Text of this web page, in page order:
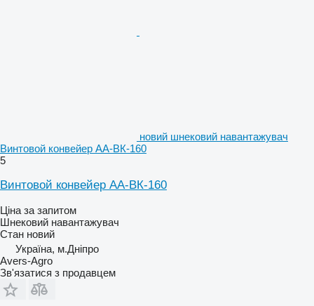
новий шнековий навантажувач
Винтовой конвейер АА-ВК-160
5
Винтовой конвейер АА-ВК-160
Ціна за запитом
Шнековий навантажувач
Стан новий
Україна, м.Дніпро
Avers-Agro
Зв'язатися з продавцем